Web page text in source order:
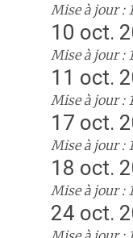
Mise à jour :
10 oct.
Mise à jour :
11 oct.
Mise à jour :
17 oct.
Mise à jour :
18 oct.
Mise à jour :
24 oct.